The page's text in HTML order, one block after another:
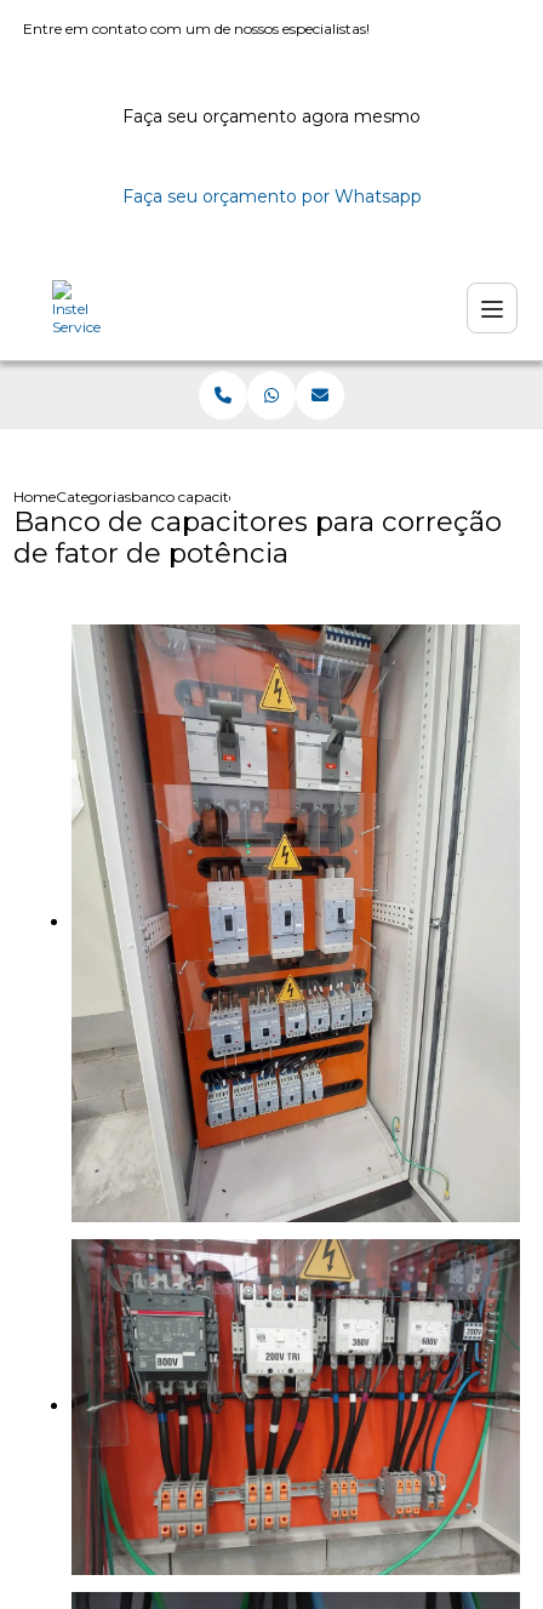
Entre em contato com um de nossos especialistas!
Faça seu orçamento agora mesmo
Faça seu orçamento por Whatsapp
HomeCategoriasbanco capacitores correcao fator potencia
Banco de capacitores para correção
de fator de potência